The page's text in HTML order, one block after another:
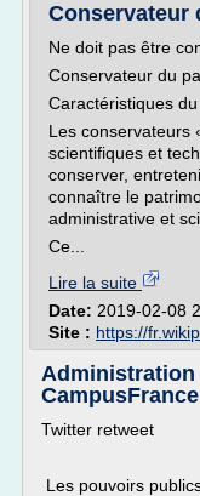
Conservateur
Ne doit pas être
Conservateur du
Caractéristiques
Les conservateurs
scientifiques et
conserver,
connaître le
administrative et
Ce...
Lire la suite
Date: 2019-02-08
Site : https://
Administration
Twitter retweet
Les pouvoirs